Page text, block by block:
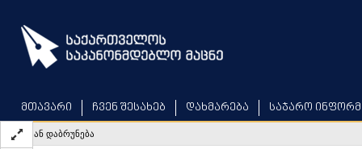
main
content
მთავარი ჩვენ შესახებ დახმარება საჯარო
უკან დაბრუნება